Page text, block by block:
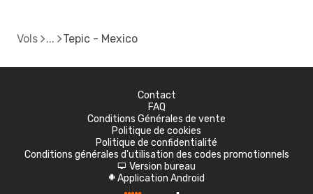
Vols Tepic - Mexico
Contact
FAQ
Conditions Générales de vente
Politique de cookies
Politique de confidentialité
Conditions générales d'utilisation des codes promotionnels
d Version bureau
A Application Android